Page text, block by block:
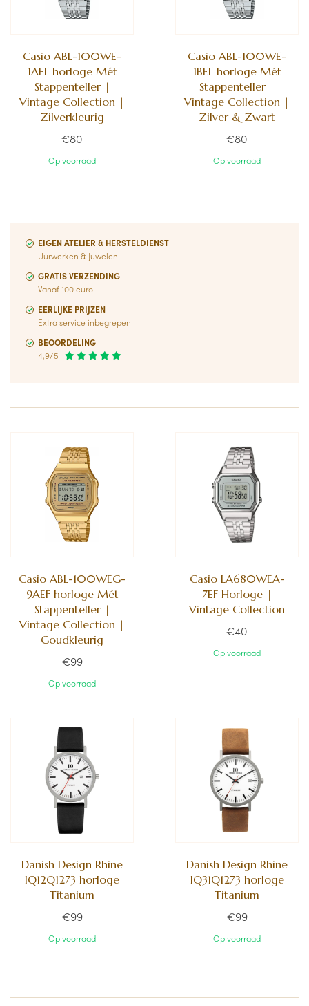
Casio ABL-100WE-
1AEF horloge Mét
Stappenteller |
Vintage Collection |
Zilverkleurig
€80
Op voorraad
Casio ABL-100WE-
1BEF horloge Mét
Stappenteller |
Vintage Collection |
Zilver & Zwart
€80
Op voorraad
EIGEN ATELIER & HERSTELDIENST
Uurwerken & Juwelen
GRATIS VERZENDING
Vanaf 100 euro
EERLIJKE PRIJZEN
Extra service inbegrepen
BEOORDELING
4,9/5
Casio ABL-100WEG-
9AEF horloge Mét
Stappenteller |
Vintage Collection |
Goudkleurig
€99
Op voorraad
Casio LA680WEA-
7EF Horloge |
Vintage Collection
€40
Op voorraad
Danish Design Rhine
IQ12Q1273 horloge
Titanium
€99
Op voorraad
Danish Design Rhine
IQ31Q1273 horloge
Titanium
€99
Op voorraad